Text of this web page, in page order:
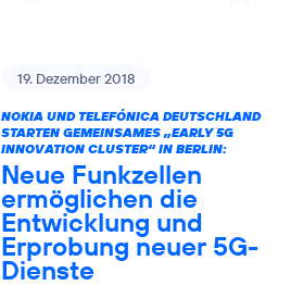
19. Dezember 2018
NOKIA UND TELEFÓNICA DEUTSCHLAND
STARTEN GEMEINSAMES „EARLY 5G
INNOVATION CLUSTER“ IN BERLIN:
Neue Funkzellen
ermöglichen die
Entwicklung und
Erprobung neuer 5G-
Dienste